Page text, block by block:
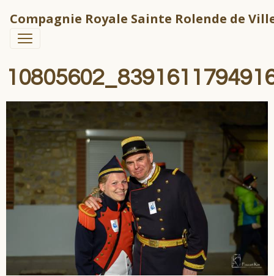
Compagnie Royale Sainte Rolende de